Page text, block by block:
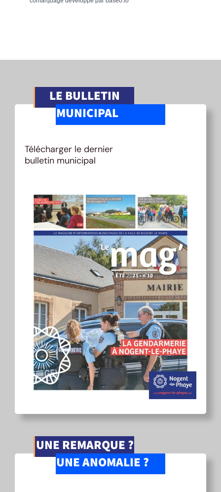
LE BULLETIN
MUNICIPAL
Télécharger le dernier
bulletin municipal
UNE REMARQUE ?
UNE ANOMALIE ?